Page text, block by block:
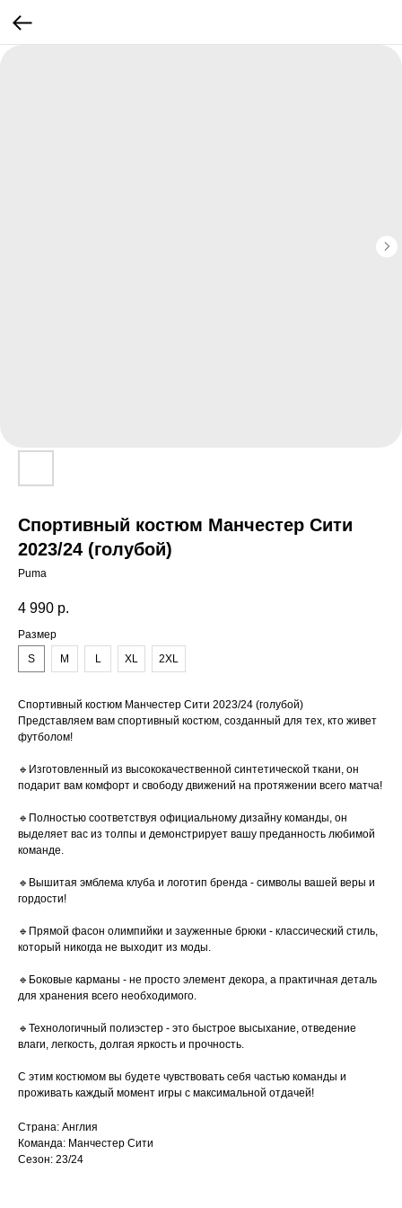
Спортивный костюм Манчестер Сити
2023/24 (голубой)
Puma
4 990 р.
Размер
S
M L XL 2XL
Спортивный костюм Манчестер Сити 2023/24 (голубой)
Представляем вам спортивный костюм, созданный для тех, кто живет
футболом!
🔹Изготовленный из высококачественной синтетической ткани, он
подарит вам комфорт и свободу движений на протяжении всего матча!
🔹Полностью соответствуя официальному дизайну команды, он
выделяет вас из толпы и демонстрирует вашу преданность любимой
команде.
🔹Вышитая эмблема клуба и логотип бренда - символы вашей веры и
гордости!
🔹Прямой фасон олимпийки и зауженные брюки - классический стиль,
который никогда не выходит из моды.
🔹Боковые карманы - не просто элемент декора, а практичная деталь
для хранения всего необходимого.
🔹Технологичный полиэстер - это быстрое высыхание, отведение
влаги, легкость, долгая яркость и прочность.
С этим костюмом вы будете чувствовать себя частью команды и
проживать каждый момент игры с максимальной отдачей!
Страна: Англия
Команда: Манчестер Сити
Сезон: 23/24